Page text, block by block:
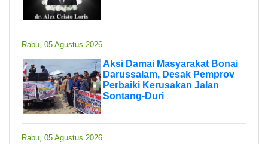
Rabu, 05 Agustus 2026
Aksi Damai Masyarakat Bonai
Darussalam, Desak Pemprov
Perbaiki Kerusakan Jalan
Sontang-Duri
Rabu, 05 Agustus 2026